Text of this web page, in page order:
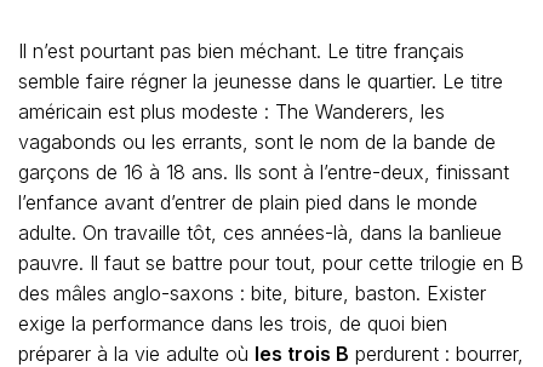
Il n’est pourtant pas bien méchant. Le titre français
semble faire régner la jeunesse dans le quartier. Le titre
américain est plus modeste : The Wanderers, les
vagabonds ou les errants, sont le nom de la bande de
garçons de 16 à 18 ans. Ils sont à l’entre-deux, finissant
l’enfance avant d’entrer de plain pied dans le monde
adulte. On travaille tôt, ces années-là, dans la banlieue
pauvre. Il faut se battre pour tout, pour cette trilogie en B
des mâles anglo-saxons : bite, biture, baston. Exister
exige la performance dans les trois, de quoi bien
préparer à la vie adulte où les trois B perdurent : bourrer,